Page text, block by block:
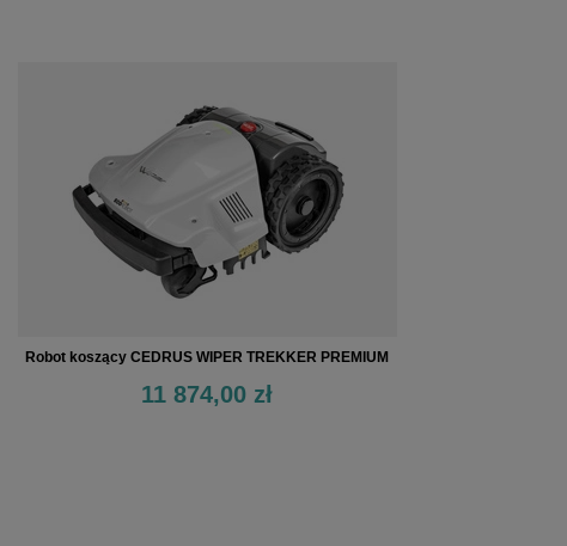
Robot koszący CEDRUS WIPER TREKKER PREMIUM
11 874,00 zł